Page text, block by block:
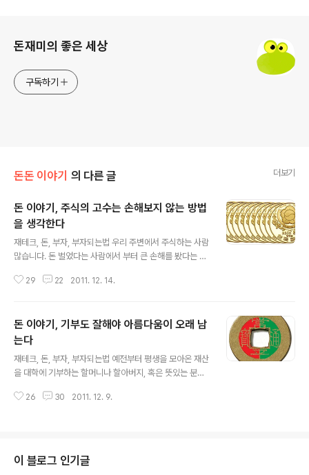
돈재미의 좋은 세상
구독하기
돈돈 이야기 의 다른 글 더보기
돈 이야기, 주식의 고수는 손해보지 않는 방법
을 생각한다
재테크, 돈, 부자, 부자되는법 우리 주변에서 주식하는 사람
많습니다. 돈 벌었다는 사람에서 부터 큰 손해를 봤다는 사
도 그만인 돈을 이용 하는 것이 가장 현명한 방법입니다. 그
이란 국가에서 허가한 도박입니다. 그러니 도박으로 생계
를 꾸려간다는 것은 바보같은 생각입니다. 주식의 하수는
어떻게 하면 많은 돈을 벌수 있을까? 를 생각하지만 주식의
고수는 어떻게 하면 손해보지 않을까?를 생각합니다. 주식
에서 돈이 불어나면 욕심이 과해져서 분별력이 흐려집니
다. 결국은 완패를 하여 패가망신에 이르게 되는 것이지요.
29 22 2011. 12. 14.
돈 이야기, 기부도 잘해야 아름다움이 오래 남
는다
재테크, 돈, 부자, 부자되는법 예전부터 평생을 모아온 재산
을 대학에 기부하는 할머니나 할아버지, 혹은 뜻있는 분의
문에 따뜻하다는 것을 알게 해주었습니다. 기부하는 사람
절대로 아니라고 봅니다. 기부하는 분은 우선 그 기부내용
에 대해서 세세한 관리와 참여를 할 수 있도록 안전장치를
26 30 2011. 12. 9.
이 블로그 인기글